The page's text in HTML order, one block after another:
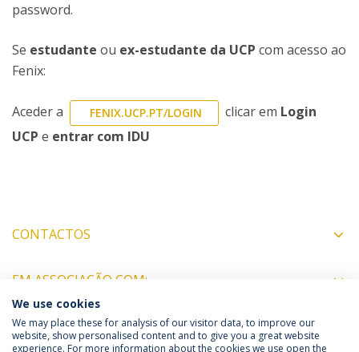
password.
Se estudante ou ex-estudante da UCP com acesso ao
Fenix:
Aceder a FENIX.UCP.PT/LOGIN clicar em Login
UCP e entrar com IDU
CONTACTOS
EM ASSOCIAÇÃO COM:
We use cookies
We may place these for analysis of our visitor data, to improve our
website, show personalised content and to give you a great website
experience. For more information about the cookies we use open the